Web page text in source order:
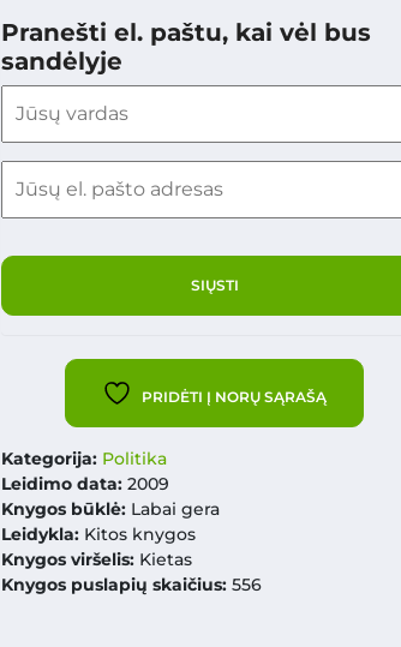
Pranešti el. paštu, kai vėl bus
sandėlyje
PRIDĖTI Į NORŲ SĄRAŠĄ
Kategorija: Politika
Leidimo data:2009
Knygos būklė: Labai gera
Leidykla:Kitos knygos
Knygos viršelis: Kietas
Knygos puslapių skaičius: 556